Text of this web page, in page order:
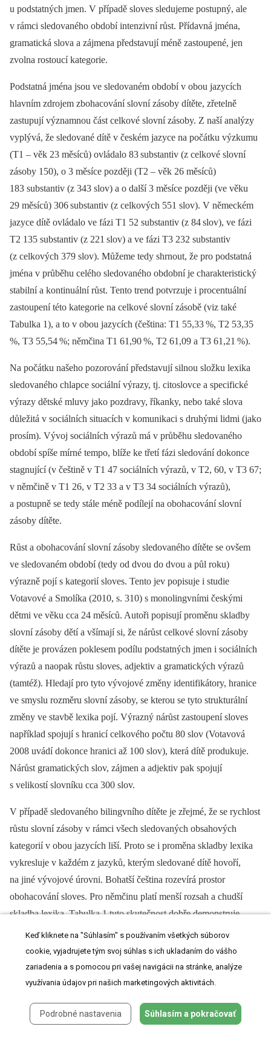
u podstatných jmen. V případě sloves sledujeme postupný, ale
v rámci sledovaného období intenzivní růst. Přídavná jména,
gramatická slova a zájmena představují méně zastoupené, jen
zvolna rostoucí kategorie.
Podstatná jména jsou ve sledovaném období v obou jazycích
hlavním zdrojem zbohacování slovní zásoby dítěte, zřetelně
zastupují významnou část celkové slovní zásoby. Z naší analýzy
vyplývá, že sledované dítě v českém jazyce na počátku výzkumu
(T1 –⁠ věk 23 měsíců) ovládalo 83substantiv (z celkové slovní
zásoby 150), o 3 měsíce později (T2 –⁠ věk 26 měsíců)
183 substantiv (z 343 slov) a o další 3 měsíce později (ve věku
29 měsíců) 306substantiv (z celkových 551 slov). V německém
jazyce dítě ovládalo ve fázi T1 52 substantiv (z 84slov), ve fázi
T2 135 substantiv (z 221 slov) a ve fázi T3 232 substantiv
(z celkových 379 slov). Můžeme tedy shrnout, že pro podstatná
jména v průběhu celého sledovaného obdobní je charakteristický
stabilní a kontinuální růst. Tento trend potvrzuje i procentuální
zastoupení této kategorie na celkové slovní zásobě (viz také
Tabulka 1), a to v obou jazycích (čeština: T1 55,33%, T2 53,35
%, T3 55,54%; němčina T1 61,90%, T2 61,09 a T3 61,21 %).
Na počátku našeho pozorování představují silnou složku lexika
sledovaného chlapce sociální výrazy, tj. citoslovce a specifické
výrazy dětské mluvy jako pozdravy, říkanky, nebo také slova
důležitá v sociálních situacích v komunikaci s druhými lidmi (jako
prosím). Vývoj sociálních výrazů má v průběhu sledovaného
období spíše mírné tempo, blíže ke třetí fázi sledování dokonce
stagnující (v češtině v T1 47 sociálních výrazů, v T2, 60, v T3 67;
v němčině v T1 26, v T2 33 a v T3 34 sociálních výrazů),
a postupně se tedy stále méně podílejí na obohacování slovní
zásoby dítěte.
Růst a obohacování slovní zásoby sledovaného dítěte se ovšem
ve sledovaném období (tedy od dvou do dvou a půl roku)
výrazně pojí s kategorií sloves. Tento jev popisuje i studie
Votavové a Smolíka (2010, s. 310) s monolingvními českými
dětmi ve věku cca 24 měsíců. Autoři popisují proměnu skladby
slovní zásoby dětí a všímají si, že nárůst celkové slovní zásoby
dítěte je provázen poklesem podílu podstatných jmen i sociálních
výrazů a naopak růstu sloves, adjektiv a gramatických výrazů
(tamtéž). Hledají pro tyto vývojové změny identifikátory, hranice
ve smyslu rozměru slovní zásoby, se kterou se tyto strukturální
změny ve stavbě lexika pojí. Výrazný nárůst zastoupení sloves
například spojují s hranicí celkového počtu 80 slov (Votavová
2008 uvádí dokonce hranici až 100 slov), která dítě produkuje.
Nárůst gramatických slov, zájmen a adjektiv pak spojují
s velikostí slovníku cca 300 slov.
V případě sledovaného bilingvního dítěte je zřejmé, že se rychlost
růstu slovní zásoby v rámci všech sledovaných obsahových
kategorií v obou jazycích liší. Proto se i proměna skladby lexika
vykresluje v každém z jazyků, kterým sledované dítě hovoří,
na jiné vývojové úrovni. Bohatší čeština rozevírá prostor
obohacování sloves. Pro němčinu platí menší rozsah a chudší
skladba lexika. Tabulka 1 tuto skutečnost dobře demonstruje.
Hranice překročení 80 užívaných slov platí ve fázi T1 pro oba
jazyky, i když v případě němčiny těsně. Celkovou slovní zásobu
v českém jazyce v té době tvořilo 150 slov a jsme schopny zde
zaznamenat již 10 sloves. Oproti tomu v německém jazyce ve fázi
hodnota) a ještě nepoužívalo ani jedno sloveso. Ve fázi T2 však
Keď kliknete na "Súhlasím" s používaním všetkých súborov
cookie, vyjadrujete tým svoj súhlas s ich ukladaním do vášho
zariadenia a s pomocou pri vašej navigácii na stránke, analýze
využívania údajov pri našich marketingových aktivitách.
Podrobné nastavenia Súhlasím a pokračovať